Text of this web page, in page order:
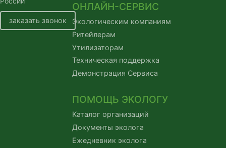
заказать звонок
ОНЛАЙН-СЕРВИС
Экологическим компаниям
Ритейлерам
Утилизаторам
Техническая поддержка
Демонстрация Сервиса
ПОМОЩЬ ЭКОЛОГУ
Каталог организаций
Документы эколога
Ежедневник эколога